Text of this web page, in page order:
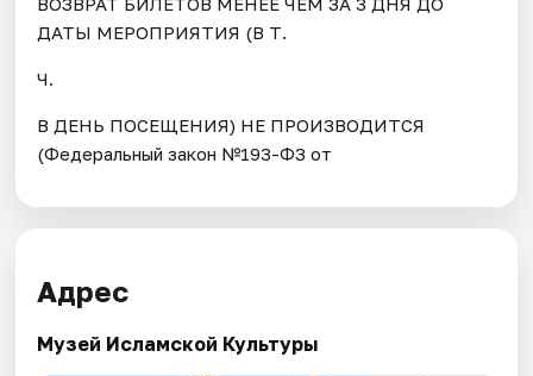
ДАТЫ МЕРОПРИЯТИЯ (В Т.
Ч.
В ДЕНЬ ПОСЕЩЕНИЯ) НЕ ПРОИЗВОДИТСЯ
(Федеральный закон №193-ФЗ от
Адрес
Музей Исламской Культуры